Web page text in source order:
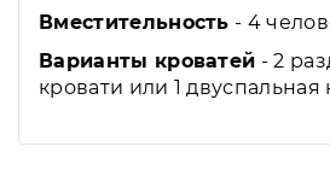
Вместительность - 4
Варианты кроватей - 2
кровати или 1 двуспальная